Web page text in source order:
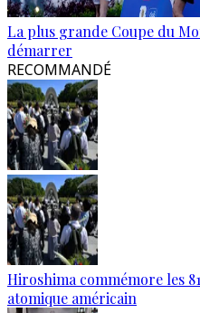
La plus grande Coupe du
démarrer
RECOMMANDÉ
Hiroshima commémore les
atomique américain